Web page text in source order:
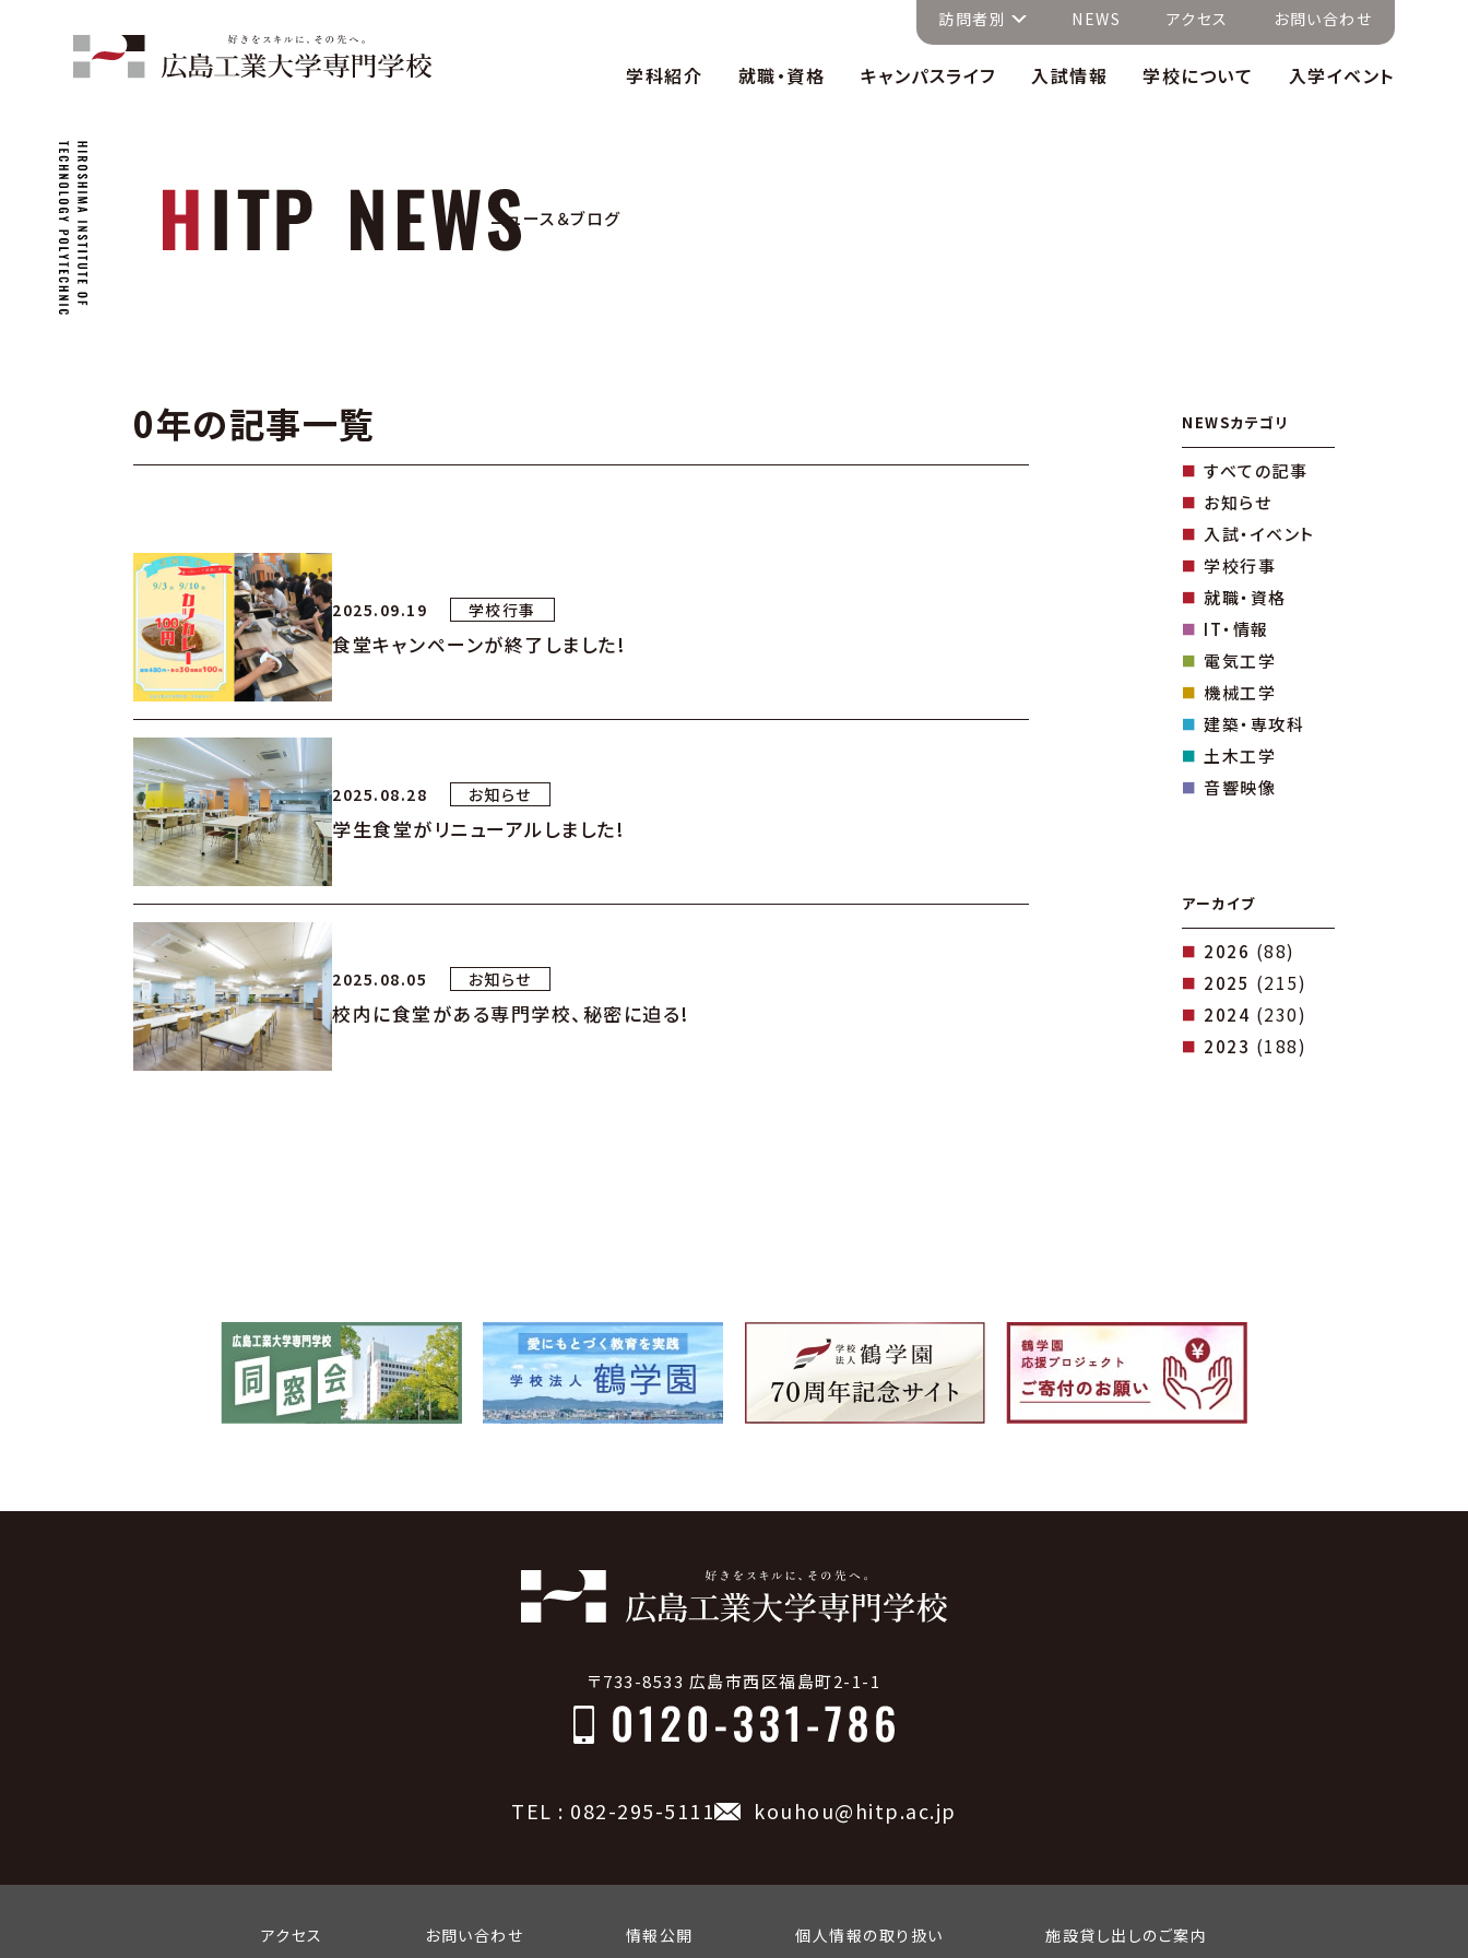
訪問者別 NEWS アクセス お問い合わせ
学科紹介 就職・資格 キャンパスライフ 入試情報 学校について 入学イベント
ニュース＆ブログ
0年の記事一覧
2025.09.19 学校行事
食堂キャンペーンが終了しました!
2025.08.28 お知らせ
学生食堂がリニューアルしました!
2025.08.05 お知らせ
校内に食堂がある専門学校、秘密に迫る!
NEWSカテゴリ
すべての記事
お知らせ
入試・イベント
学校行事
就職・資格
IT・情報
電気工学
機械工学
建築・専攻科
土木工学
音響映像
アーカイブ
2026 (88)
2025 (215)
2024 (230)
2023 (188)
〒733-8533 広島市西区福島町2-1-1
TEL : 082-295-5111 kouhou@hitp.ac.jp
アクセス お問い合わせ 情報公開 個人情報の取り扱い 施設貸し出しのご案内